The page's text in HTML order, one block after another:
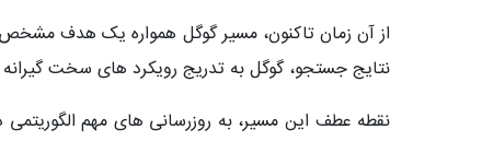
از آن زمان تاکنون، مسیر گوگل همواره یک هدف
نتایج جستجو، گوگل به‌ تدریج رویکرد های سخت‌